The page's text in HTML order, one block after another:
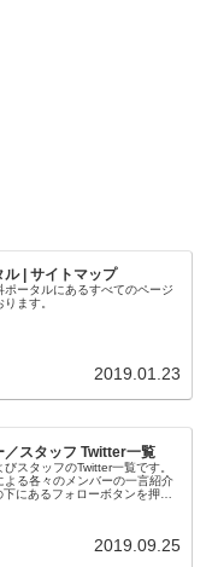
| サイトマップ
ータルにあるすべてのページ
ます。
2019.01.23
／スタッフ Twitter一覧
びスタッフのTwitter一覧です。
る各々のメンバーの一言紹介
にあるフォローボタンを押す
2019.09.25